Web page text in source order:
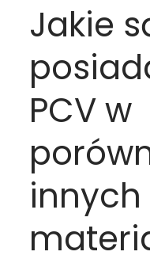
Jakie
PCV w
innych